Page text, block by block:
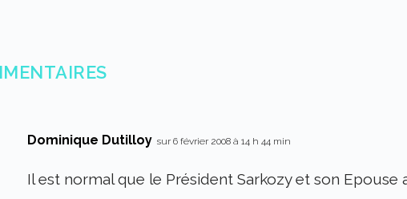
Dominique Dutilloy sur 6 février 2008 à 14 h 44 min
Il est normal que le Président Sarkozy et son Epouse